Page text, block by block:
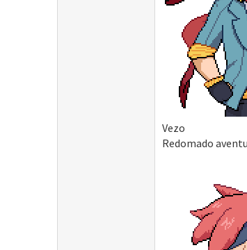
Vezo
Redomado